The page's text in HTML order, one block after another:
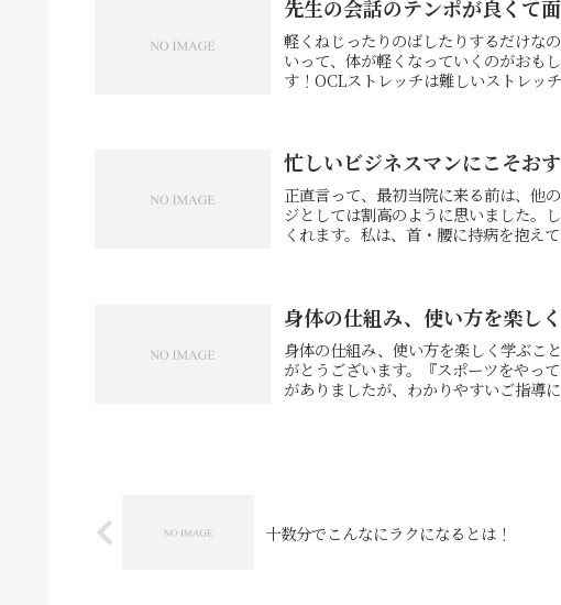
先生の会話のテンポが良くて面
軽くねじったりのばしたりするだけな
いって、体が軽くなっていくのがおも
す！OCLストレッチは難しいストレッ
忙しいビジネスマンにこそお
正直言って、最初当院に来る前は、他
ジとしては割高のように思いました。
くれます。私は、首・腰に持病を抱え
身体の仕組み、使い方を楽し
身体の仕組み、使い方を楽しく学ぶこ
がとうございます。『スポーツをやっ
がありましたが、わかりやすいご指導
十数分でこんなにラクになるとは！